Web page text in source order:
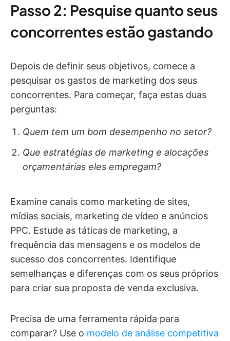
Passo 2: Pesquise quanto seus
concorrentes estão gastando
Depois de definir seus objetivos, comece a
pesquisar os gastos de marketing dos seus
concorrentes. Para começar, faça estas duas
perguntas:
Quem tem um bom desempenho no setor?
Que estratégias de marketing e alocações
orçamentárias eles empregam?
Examine canais como marketing de sites,
mídias sociais, marketing de vídeo e anúncios
PPC. Estude as táticas de marketing, a
frequência das mensagens e os modelos de
sucesso dos concorrentes. Identifique
semelhanças e diferenças com os seus próprios
para criar sua proposta de venda exclusiva.
Precisa de uma ferramenta rápida para
comparar? Use o modelo de análise competitiva